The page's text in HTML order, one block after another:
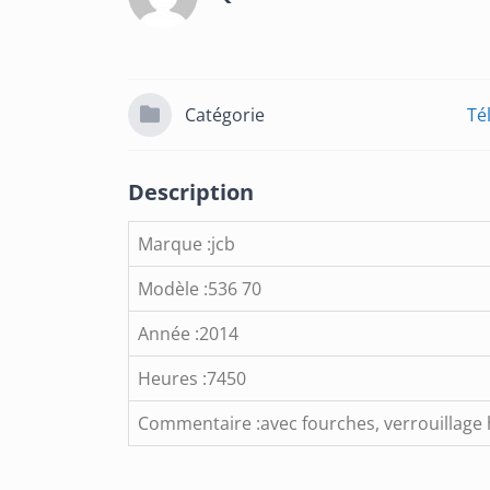
Catégorie
Description
Marque :jcb
Modèle :536 70
Année :2014
Heures :7450
Commentaire :avec fourches, verrouillage